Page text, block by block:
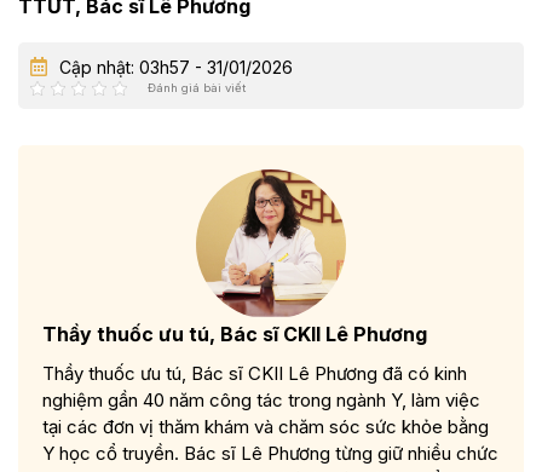
TTƯT, Bác sĩ Lê Phương
Cập nhật: 03h57 - 31/01/2026
Đánh giá bài viết
Thầy thuốc ưu tú, Bác sĩ CKII Lê Phương
Thầy thuốc ưu tú, Bác sĩ CKII Lê Phương đã có kinh
nghiệm gần 40 năm công tác trong ngành Y, làm việc
tại các đơn vị thăm khám và chăm sóc sức khỏe bằng
Y học cổ truyền. Bác sĩ Lê Phương từng giữ nhiều chức